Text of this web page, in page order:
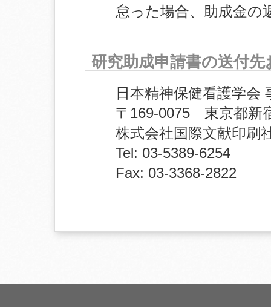
怠った場合、助成金の
研究助成申請書の送付
日本精神保健看護学会
〒169-0075 東京都新
株式会社国際文献印刷
Tel: 03-5389-6254
Fax: 03-3368-2822